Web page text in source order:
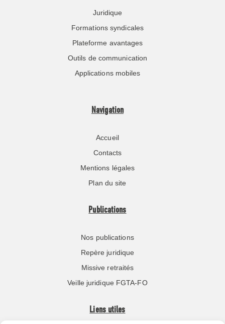
Juridique
Formations syndicales
Plateforme avantages
Outils de communication
Applications mobiles
Navigation
Accueil
Contacts
Mentions légales
Plan du site
Publications
Nos publications
Repère juridique
Missive retraités
Veille juridique FGTA-FO
Liens utiles